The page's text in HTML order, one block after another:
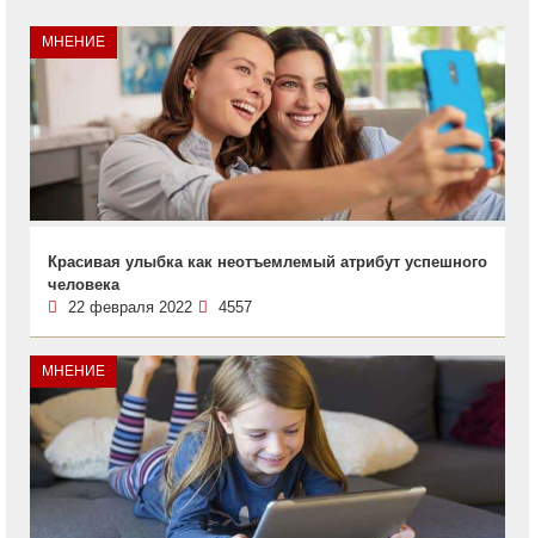
МНЕНИЕ
Красивая улыбка как неотъемлемый атрибут успешного
человека
22 февраля 2022
4557
МНЕНИЕ